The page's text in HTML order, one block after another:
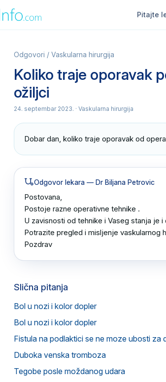
Pitajte
Odgovori / Vaskularna hirurgija
Koliko traje oporavak
ožiljci
24. septembar 2023. · Vaskularna hirurgija
Dobar dan, koliko traje oporavak od
Odgovor lekara — Dr Biljana Petrovic
Postovana,
Postoje razne operativne tehnike .
U zavisnosti od tehnike i Vaseg stanja je i
Potrazite pregled i misljenje vaskularnog
Pozdrav
Slična pitanja
Bol u nozi i kolor dopler
Bol u nozi i kolor dopler
Fistula na podlaktici se ne moze ubosti za
Duboka venska tromboza
Tegobe posle moždanog udara